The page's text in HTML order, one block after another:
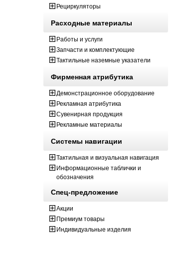
Рециркуляторы
Расходные материалы
Работы и услуги
Запчасти и комплектующие
Тактильные наземные указатели
Фирменная атрибутика
Демонстрационное оборудование
Рекламная атрибутика
Сувенирная продукция
Рекламные материалы
Системы навигации
Тактильная и визуальная навигация
Информационные таблички и
обозначения
Спец-предложение
Акции
Премиум товары
Индивидуальные изделия